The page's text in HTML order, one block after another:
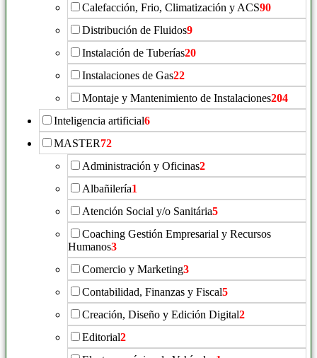
Calefacción, Frio, Climatización y ACS90
Distribución de Fluidos9
Instalación de Tuberías20
Instalaciones de Gas22
Montaje y Mantenimiento de Instalaciones204
Inteligencia artificial6
MASTER72
Administración y Oficinas2
Albañilería1
Atención Social y/o Sanitária5
Coaching Gestión Empresarial y Recursos
Humanos3
Comercio y Marketing3
Contabilidad, Finanzas y Fiscal5
Creación, Diseño y Edición Digital2
Editorial2